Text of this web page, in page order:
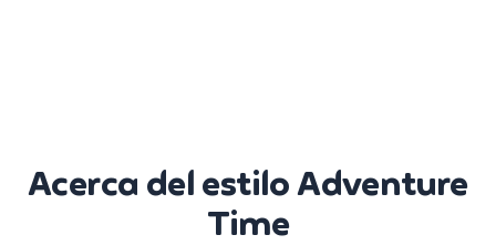
Acerca del estilo Adventure
Time